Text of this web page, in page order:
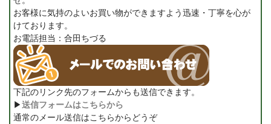
お客様に気持のよいお買い物ができますよう迅速・丁寧を心が
けております。
お電話担当：合田ちづる
下記のリンク先のフォームからも送信できます。
▶送信フォームはこちらから
通常のメール送信はこちらからどうぞ